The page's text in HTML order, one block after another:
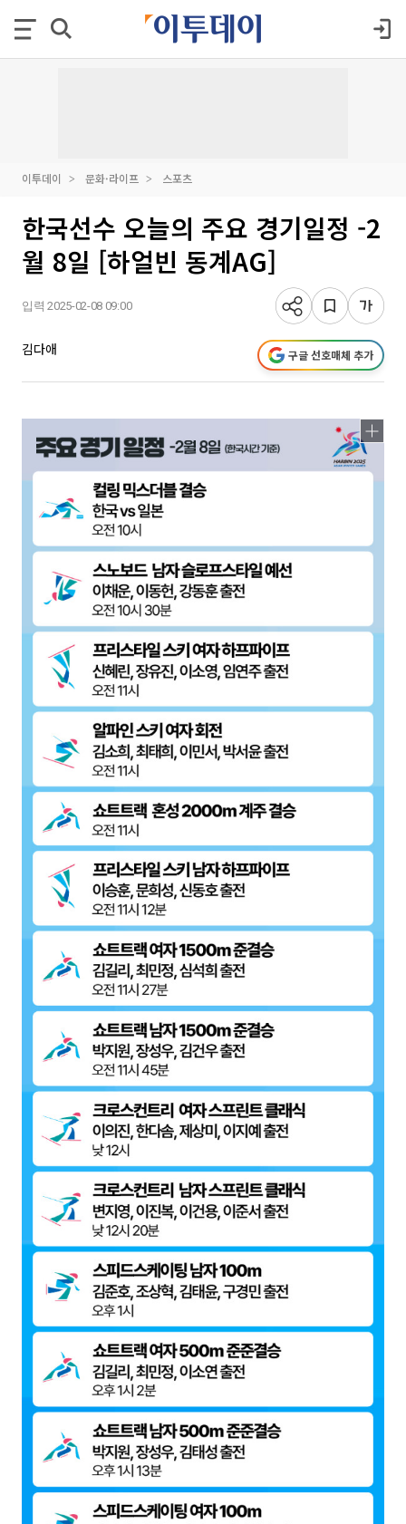
이투데이 문화·라이프 스포츠
한국선수 오늘의 주요 경기일정 -2
월 8일 [하얼빈 동계AG]
입력 2025-02-08 09:00
김다애 구글 선호매체 추가